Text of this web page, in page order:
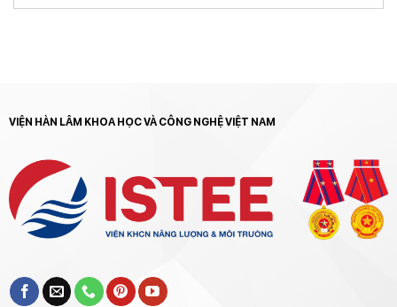
VIỆN HÀN LÂM KHOA HỌC VÀ CÔNG NGHỆ VIỆT NAM